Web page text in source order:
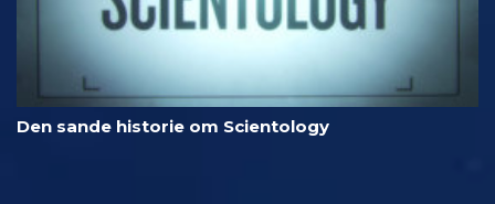
Den sande historie om Scientology